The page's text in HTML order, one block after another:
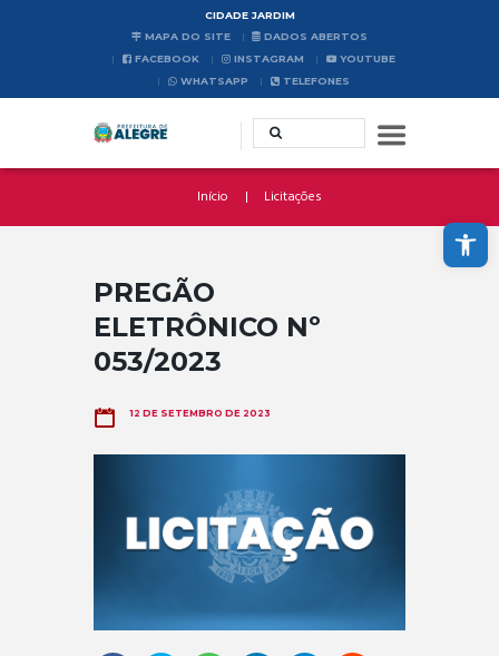
Abrir a barra de ferramentas
CIDADE JARDIM
MAPA DO SITE
DADOS ABERTOS
FACEBOOK
INSTAGRAM
YOUTUBE
WHATSAPP
TELEFONES
Início Licitações
PREGÃO
ELETRÔNICO Nº
053/2023
12 DE SETEMBRO DE 2023